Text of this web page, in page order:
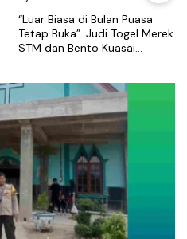
“Luar Biasa di Bulan Puasa
Tetap Buka”. Judi Togel Merek
STM dan Bento Kuasai